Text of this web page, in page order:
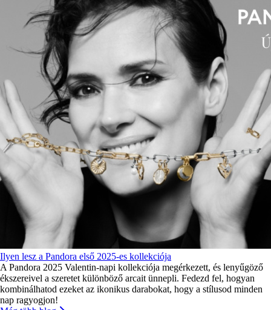
Ilyen lesz a Pandora első 2025-es kollekciója
A Pandora 2025 Valentin-napi kollekciója megérkezett, és lenyűgöző
ékszereivel a szeretet különböző arcait ünnepli. Fedezd fel, hogyan
kombinálhatod ezeket az ikonikus darabokat, hogy a stílusod minden
nap ragyogjon!